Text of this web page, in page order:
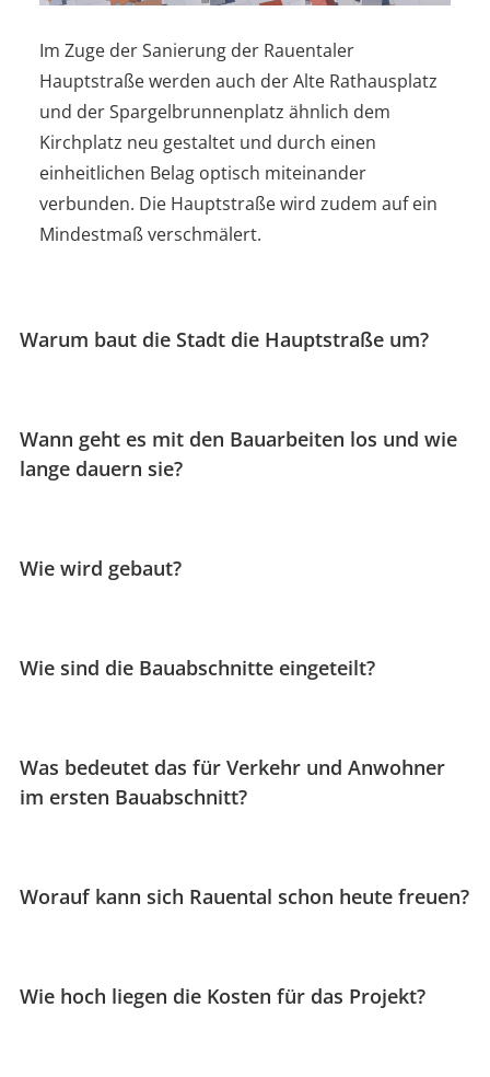
Im Zuge der Sanierung der Rauentaler
Hauptstraße werden auch der Alte Rathausplatz
und der Spargelbrunnenplatz ähnlich dem
Kirchplatz neu gestaltet und durch einen
einheitlichen Belag optisch miteinander
verbunden. Die Hauptstraße wird zudem auf ein
Mindestmaß verschmälert.
Warum baut die Stadt die Hauptstraße um?
Wann geht es mit den Bauarbeiten los und wie
lange dauern sie?
Wie wird gebaut?
Wie sind die Bauabschnitte eingeteilt?
Was bedeutet das für Verkehr und Anwohner
im ersten Bauabschnitt?
Worauf kann sich Rauental schon heute freuen?
Wie hoch liegen die Kosten für das Projekt?